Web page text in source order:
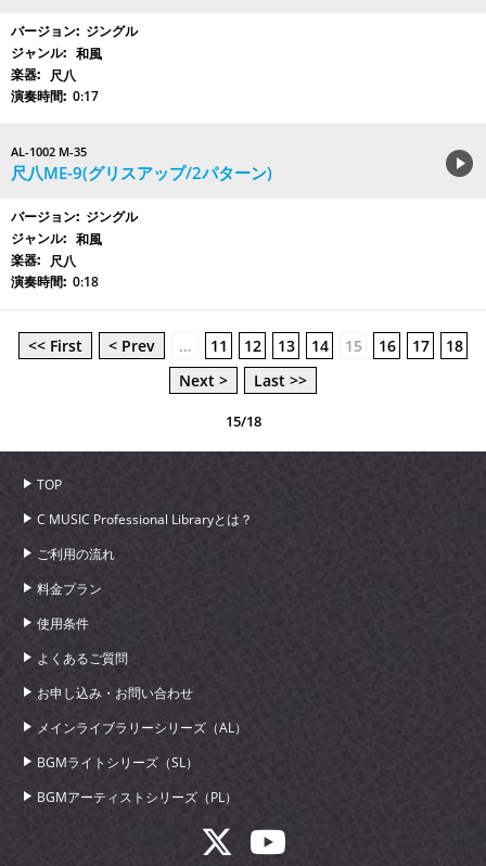
ジングル
和風
尺八
0:17
AL-1002 M-35
尺八ME-9(グリスアップ/2パターン)
ジングル
和風
尺八
0:18
<< First < Prev … 11 12 13 14 15 16 17
18
Next >
Last >>
15/18
TOP
C MUSIC Professional Libraryとは？
ご利用の流れ
料金プラン
使用条件
よくあるご質問
お申し込み・お問い合わせ
メインライブラリーシリーズ（AL）
BGMライトシリーズ（SL）
BGMアーティストシリーズ（PL）